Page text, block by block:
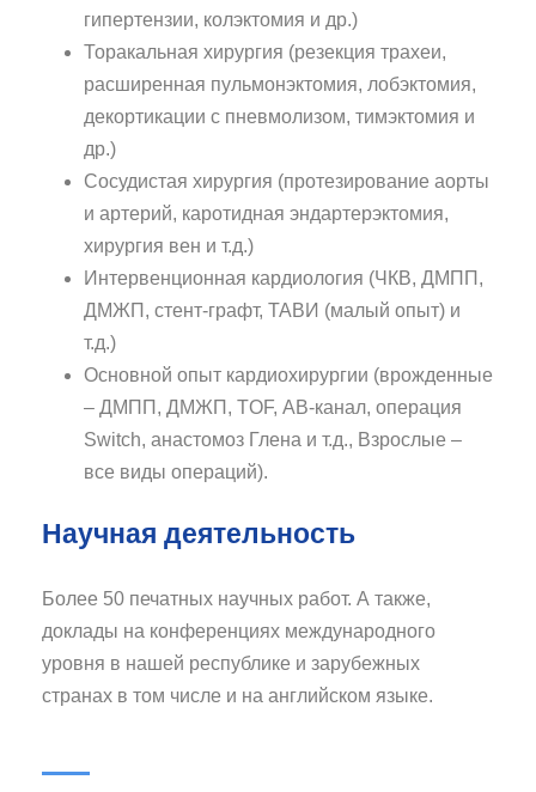
гипертензии, колэктомия и др.)
Торакальная хирургия (резекция трахеи,
расширенная пульмонэктомия, лобэктомия,
декортикации с пневмолизом, тимэктомия и
др.)
Сосудистая хирургия (протезирование аорты
и артерий, каротидная эндартерэктомия,
хирургия вен и т.д.)
Интервенционная кардиология (ЧКВ, ДМПП,
ДМЖП, стент-графт, ТАВИ (малый опыт) и
т.д.)
Основной опыт кардиохирургии (врожденные
– ДМПП, ДМЖП, TOF, АВ-канал, операция
Switch, анастомоз Глена и т.д., Взрослые –
все виды операций).
Научная деятельность
Более 50 печатных научных работ. А также,
доклады на конференциях международного
уровня в нашей республике и зарубежных
странах в том числе и на английском языке.